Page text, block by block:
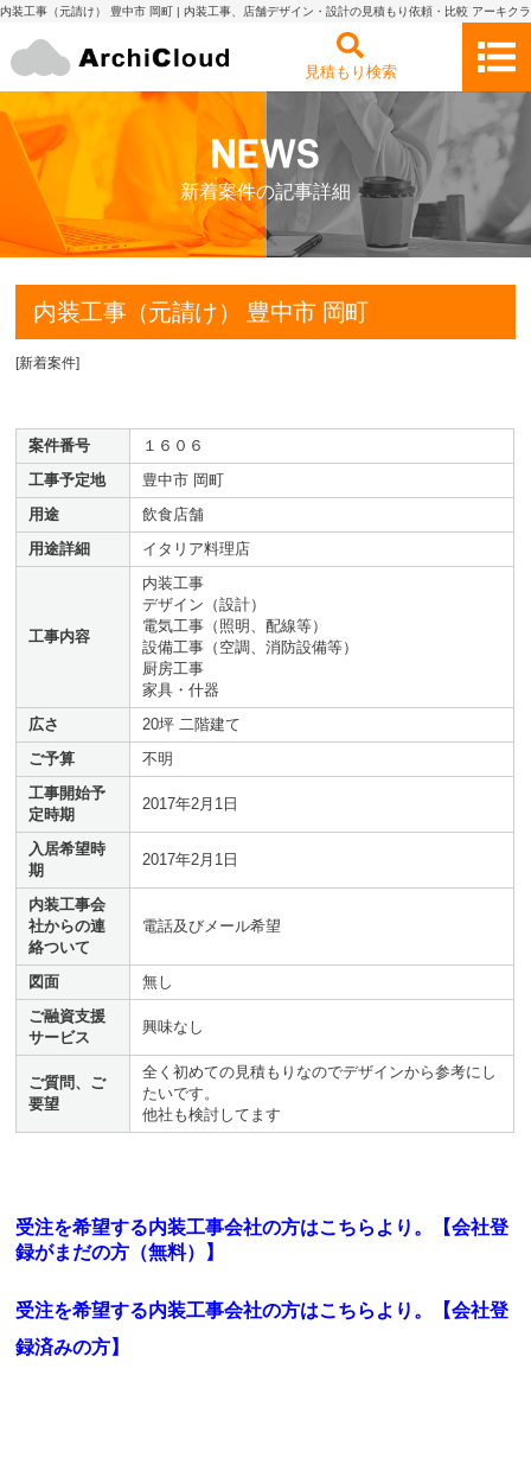
内装工事（元請け） 豊中市 岡町 | 内装工事、店舗デザイン・設計の見積もり依頼・比較 アーキクラ
見積もり検索
新着案件の記事詳細
内装工事（元請け） 豊中市 岡町
[新着案件]
案件番号
１６０６
工事予定地
豊中市 岡町
用途
飲食店舗
用途詳細
イタリア料理店
工事内容
内装工事
デザイン（設計）
電気工事（照明、配線等）
設備工事（空調、消防設備等）
厨房工事
家具・什器
広さ
20坪 二階建て
ご予算
不明
工事開始予
定時期
2017年2月1日
入居希望時
期
2017年2月1日
内装工事会
社からの連
絡ついて
電話及びメール希望
図面
無し
ご融資支援
サービス
興味なし
ご質問、ご
要望
全く初めての見積もりなのでデザインから参考にし
たいです。
他社も検討してます
受注を希望する内装工事会社の方はこちらより。【会社登
録がまだの方（無料）】
受注を希望する内装工事会社の方はこちらより。
【会社登
録済みの方】